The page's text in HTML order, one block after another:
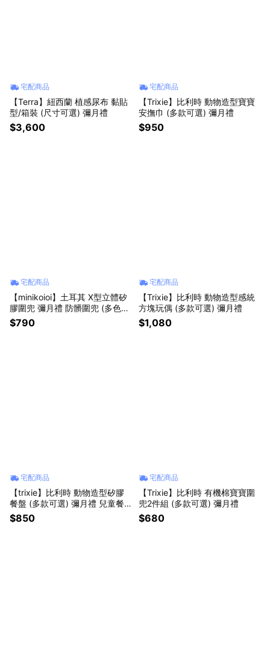
宅配商品
【Terra】紐西蘭 植感尿布 黏貼
型/箱裝 (尺寸可選) 彌月禮
$3,600
宅配商品
【Trixie】比利時 動物造型寶寶
安撫巾 (多款可選) 彌月禮
$950
宅配商品
【minikoioi】土耳其 X型立體矽
膠圍兜 彌月禮 防髒圍兜 (多色可
選)
$790
宅配商品
【Trixie】比利時 動物造型感統
方塊玩偶 (多款可選) 彌月禮
$1,080
宅配商品
【trixie】比利時 動物造型矽膠
餐盤 (多款可選) 彌月禮 兒童餐
具
$850
宅配商品
【Trixie】比利時 有機棉寶寶圍
兜2件組 (多款可選) 彌月禮
$680